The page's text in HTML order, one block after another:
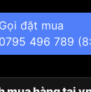
Gọi đặt mua
0795 496 789